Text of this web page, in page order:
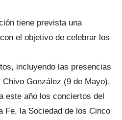
tiene prevista una
el objetivo de celebrar los
incluyendo las presencias
González (9 de Mayo).
este año los conciertos del
Fe, la Sociedad de los Cinco